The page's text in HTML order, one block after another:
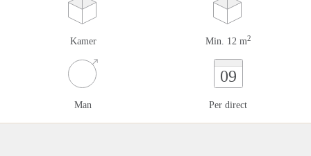
Kamer Min. 12 m2
Man
09
Per direct